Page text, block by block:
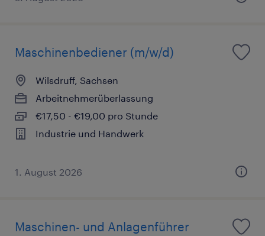
Maschinenbediener (m/w/d)
Wilsdruff, Sachsen
Arbeitnehmerüberlassung
€17,50 - €19,00 pro Stunde
Industrie und Handwerk
1. August 2026
Maschinen- und Anlagenführer